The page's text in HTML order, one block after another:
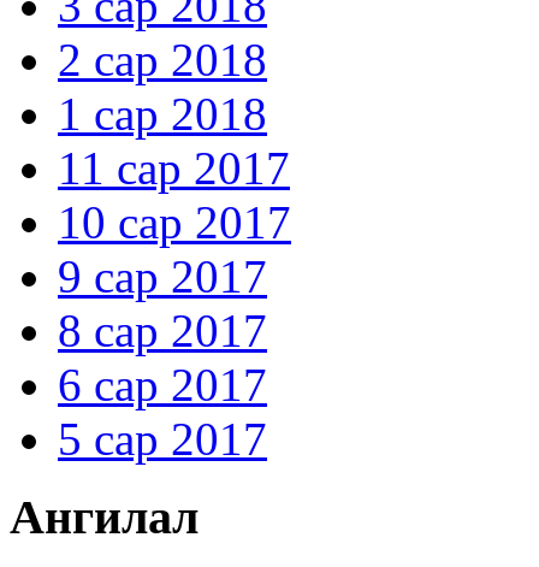
2 сар 2018
1 сар 2018
11 сар 2017
10 сар 2017
9 сар 2017
8 сар 2017
6 сар 2017
5 сар 2017
Ангилал